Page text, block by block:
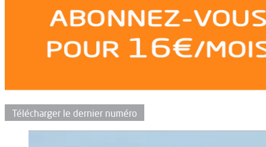
Télécharger le dernier numéro